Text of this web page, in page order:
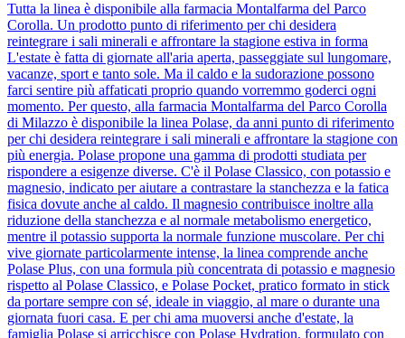
Tutta la linea è disponibile alla farmacia Montalfarma del Parco
Corolla. Un prodotto punto di riferimento per chi desidera
reintegrare i sali minerali e affrontare la stagione estiva in forma
L'estate è fatta di giornate all'aria aperta, passeggiate sul lungomare,
vacanze, sport e tanto sole. Ma il caldo e la sudorazione possono
farci sentire più affaticati proprio quando vorremmo goderci ogni
momento. Per questo, alla farmacia Montalfarma del Parco Corolla
di Milazzo è disponibile la linea Polase, da anni punto di riferimento
per chi desidera reintegrare i sali minerali e affrontare la stagione con
più energia. Polase propone una gamma di prodotti studiata per
rispondere a esigenze diverse. C'è il Polase Classico, con potassio e
magnesio, indicato per aiutare a contrastare la stanchezza e la fatica
fisica dovute anche al caldo. Il magnesio contribuisce inoltre alla
riduzione della stanchezza e al normale metabolismo energetico,
mentre il potassio supporta la normale funzione muscolare. Per chi
vive giornate particolarmente intense, la linea comprende anche
Polase Plus, con una formula più concentrata di potassio e magnesio
rispetto al Polase Classico, e Polase Pocket, pratico formato in stick
da portare sempre con sé, ideale in viaggio, al mare o durante una
giornata fuori casa. E per chi ama muoversi anche d'estate, la
famiglia Polase si arricchisce con Polase Hydration, formulato con